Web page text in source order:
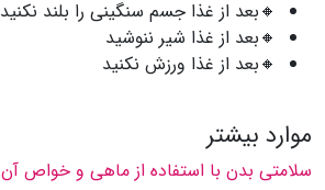
🔸بعد از غذا جسم سنگینی را بلند نکنید
🔸بعد از غذا شیر ننوشید
🔸بعد از غذا ورزش نکنید
موارد بیشتر
سلامتی بدن با استفاده از ماهی و خواص آن